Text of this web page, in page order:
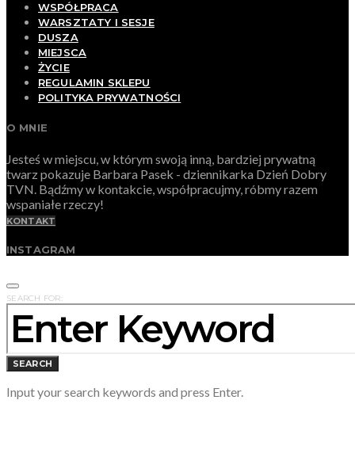
WSPÓŁPRACA
WARSZTATY I SESJE
DUSZA
MIEJSCA
ŻYCIE
REGULAMIN SKLEPU
POLITYKA PRYWATNOŚCI
O MNIE
Jesteś w miejscu, w którym swoją inną, bardziej prywatną
twarz pokazuje Barbara Pasek - dziennikarka Dzień Dobry
TVN. Bądźmy w kontakcie, współpracujmy, róbmy razem
wspaniałe rzeczy!
KONTAKT
INSTAGRAM
SEARCH FOR:
SEARCH
Input your search keywords and press Enter.